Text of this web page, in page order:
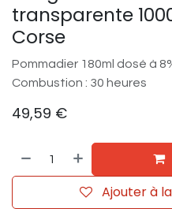
transparente
Corse
Pommadier 180ml dosé à
Combustion : 30 heures
49,59 €
Ajouter à